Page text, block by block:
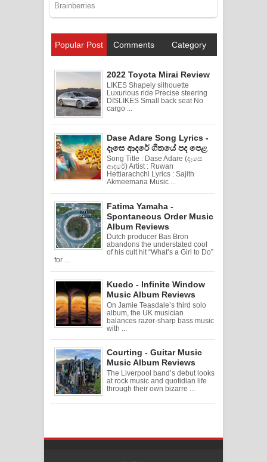
Popular Post Comments Category
2022 Toyota Mirai Review
LIKES Shapely silhouette
Luxurious ride Precise steering
DISLIKES Small back seat No
cargo ...
Dase Adare Song Lyrics -
දෑසෙ ආදරේ ගීතයේ පද පෙළ
Song Title : Dase Adare (දෑසෙ
ආදරේ) Artist : Ruwan
Hettiarachchi Lyrics : Sajith
Akmeemana Music ...
Fatima Yamaha -
Spontaneous Order Music
Album Reviews
Dutch producer Bas Bron
abandons the understated cool
of his cult hit “What’s a Girl to Do”
for ...
Kuedo - Infinite Window
Music Album Reviews
On Jamie Teasdale’s third solo
album, the UK musician
balances razor-sharp bass music
with ...
Courting - Guitar Music
Music Album Reviews
The Liverpool band’s debut looks
at rock music and quotidian life
through their own bizarre ...